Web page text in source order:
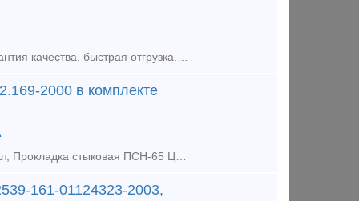
Башмак горочный ТУ 3201124.323-72-94,чертеж 8739.00СБ под заказ. Гарантия качества, быстрая отгрузка. Продукцию отгружаем со всеми документам: ( сертификат, паспорт, договор ) Звоните и размеща
2000 в комплекте
Предлагаем из наличия : Накладка композитная АпАТэК Р65ВП ЦП-499-2шт, Прокладка стыковая ПСН-65 ЦП-507-1шт., Прокладка стыковая ПСН-65 ЦП-507-1шт., Планка стопорная СИ-Р65ВП-8-2 ЦП-504-2шт., Планка ст
161-01124323-2003,